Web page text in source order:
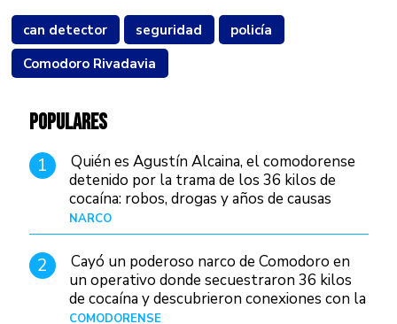
can detector seguridad
policía
Comodoro Rivadavia
POPULARES
1
Quién es Agustín Alcaina, el comodorense
detenido por la trama de los 36 kilos de
cocaína: robos, drogas y años de causas
judiciales
NARCO
2
Cayó un poderoso narco de Comodoro en
un operativo donde secuestraron 36 kilos
de cocaína y descubrieron conexiones con la
Patagonia
COMODORENSE